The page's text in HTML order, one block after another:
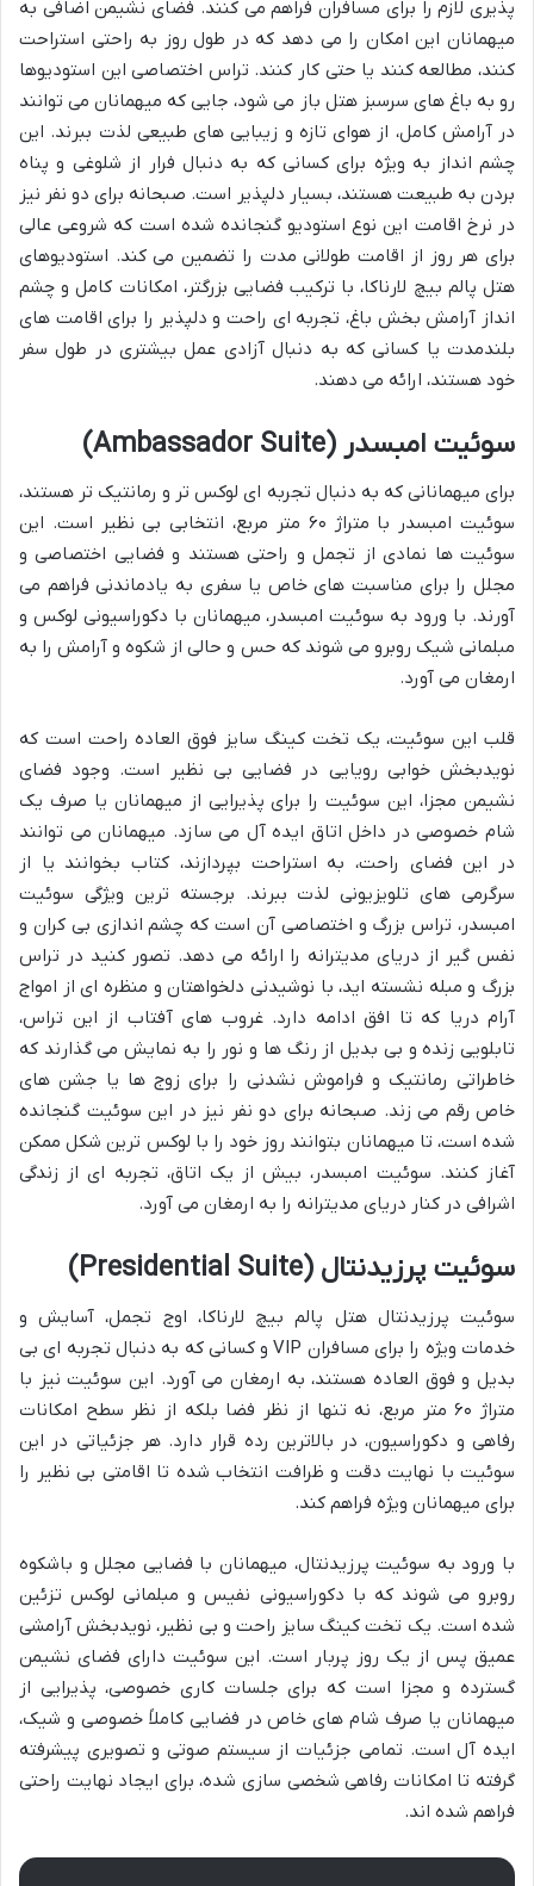
پذیری لازم را برای مسافران فراهم می کنند. فضای نشیمن اضافی به
میهمانان این امکان را می دهد که در طول روز به راحتی استراحت
کنند، مطالعه کنند یا حتی کار کنند. تراس اختصاصی این استودیوها
رو به باغ های سرسبز هتل باز می شود، جایی که میهمانان می توانند
در آرامش کامل، از هوای تازه و زیبایی های طبیعی لذت ببرند. این
چشم انداز به ویژه برای کسانی که به دنبال فرار از شلوغی و پناه
بردن به طبیعت هستند، بسیار دلپذیر است. صبحانه برای دو نفر نیز
در نرخ اقامت این نوع استودیو گنجانده شده است که شروعی عالی
برای هر روز از اقامت طولانی مدت را تضمین می کند. استودیوهای
هتل پالم بیچ لارناکا، با ترکیب فضایی بزرگتر، امکانات کامل و چشم
انداز آرامش بخش باغ، تجربه ای راحت و دلپذیر را برای اقامت های
بلندمدت یا کسانی که به دنبال آزادی عمل بیشتری در طول سفر
خود هستند، ارائه می دهند.
سوئیت امبسدر (Ambassador Suite)
برای میهمانانی که به دنبال تجربه ای لوکس تر و رمانتیک تر هستند،
سوئیت امبسدر با متراژ ۶۰ متر مربع، انتخابی بی نظیر است. این
سوئیت ها نمادی از تجمل و راحتی هستند و فضایی اختصاصی و
مجلل را برای مناسبت های خاص یا سفری به یادماندنی فراهم می
آورند. با ورود به سوئیت امبسدر، میهمانان با دکوراسیونی لوکس و
مبلمانی شیک روبرو می شوند که حس و حالی از شکوه و آرامش را به
ارمغان می آورد.
قلب این سوئیت، یک تخت کینگ سایز فوق العاده راحت است که
نویدبخش خوابی رویایی در فضایی بی نظیر است. وجود فضای
نشیمن مجزا، این سوئیت را برای پذیرایی از میهمانان یا صرف یک
شام خصوصی در داخل اتاق ایده آل می سازد. میهمانان می توانند
در این فضای راحت، به استراحت بپردازند، کتاب بخوانند یا از
سرگرمی های تلویزیونی لذت ببرند. برجسته ترین ویژگی سوئیت
امبسدر، تراس بزرگ و اختصاصی آن است که چشم اندازی بی کران و
نفس گیر از دریای مدیترانه را ارائه می دهد. تصور کنید در تراس
بزرگ و مبله نشسته اید، با نوشیدنی دلخواهتان و منظره ای از امواج
آرام دریا که تا افق ادامه دارد. غروب های آفتاب از این تراس،
تابلویی زنده و بی بدیل از رنگ ها و نور را به نمایش می گذارند که
خاطراتی رمانتیک و فراموش نشدنی را برای زوج ها یا جشن های
خاص رقم می زند. صبحانه برای دو نفر نیز در این سوئیت گنجانده
شده است، تا میهمانان بتوانند روز خود را با لوکس ترین شکل ممکن
آغاز کنند. سوئیت امبسدر، بیش از یک اتاق، تجربه ای از زندگی
اشرافی در کنار دریای مدیترانه را به ارمغان می آورد.
سوئیت پرزیدنتال (Presidential Suite)
سوئیت پرزیدنتال هتل پالم بیچ لارناکا، اوج تجمل، آسایش و
خدمات ویژه را برای مسافران VIP و کسانی که به دنبال تجربه ای بی
بدیل و فوق العاده هستند، به ارمغان می آورد. این سوئیت نیز با
متراژ ۶۰ متر مربع، نه تنها از نظر فضا بلکه از نظر سطح امکانات
رفاهی و دکوراسیون، در بالاترین رده قرار دارد. هر جزئیاتی در این
سوئیت با نهایت دقت و ظرافت انتخاب شده تا اقامتی بی نظیر را
برای میهمانان ویژه فراهم کند.
با ورود به سوئیت پرزیدنتال، میهمانان با فضایی مجلل و باشکوه
روبرو می شوند که با دکوراسیونی نفیس و مبلمانی لوکس تزئین
شده است. یک تخت کینگ سایز راحت و بی نظیر، نویدبخش آرامشی
عمیق پس از یک روز پربار است. این سوئیت دارای فضای نشیمن
گسترده و مجزا است که برای جلسات کاری خصوصی، پذیرایی از
میهمانان یا صرف شام های خاص در فضایی کاملاً خصوصی و شیک،
ایده آل است. تمامی جزئیات از سیستم صوتی و تصویری پیشرفته
گرفته تا امکانات رفاهی شخصی سازی شده، برای ایجاد نهایت راحتی
فراهم شده اند.